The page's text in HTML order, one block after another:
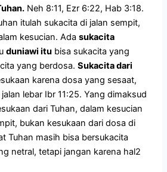
Neh 8:11, Ezr 6:22, Hab 3:18.
itulah sukacita di jalan sempit,
kesucian. Adasukacita
duniawi itu bisa sukacita yang
yang berdosa.Sukacita dari
karena dosa yang sesaat,
lebar Ibr 11:25.Yang dimaksud
dari Tuhan, dalam kesucian
bukan kesukaan dari dosa di
Tuhan masih bisa bersukacita
netral, tetapi jangan karena hal2